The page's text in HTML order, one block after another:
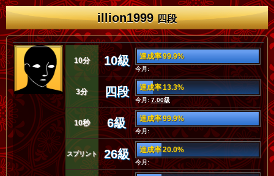
illion1999四段
10分 10級 達成率 99.9%
今月:
3分 四段 達成率 13.3%
今月:7.00級
10秒 6級 達成率 99.9%
今月:
スプリント 26級 達成率 20.0%
今月: